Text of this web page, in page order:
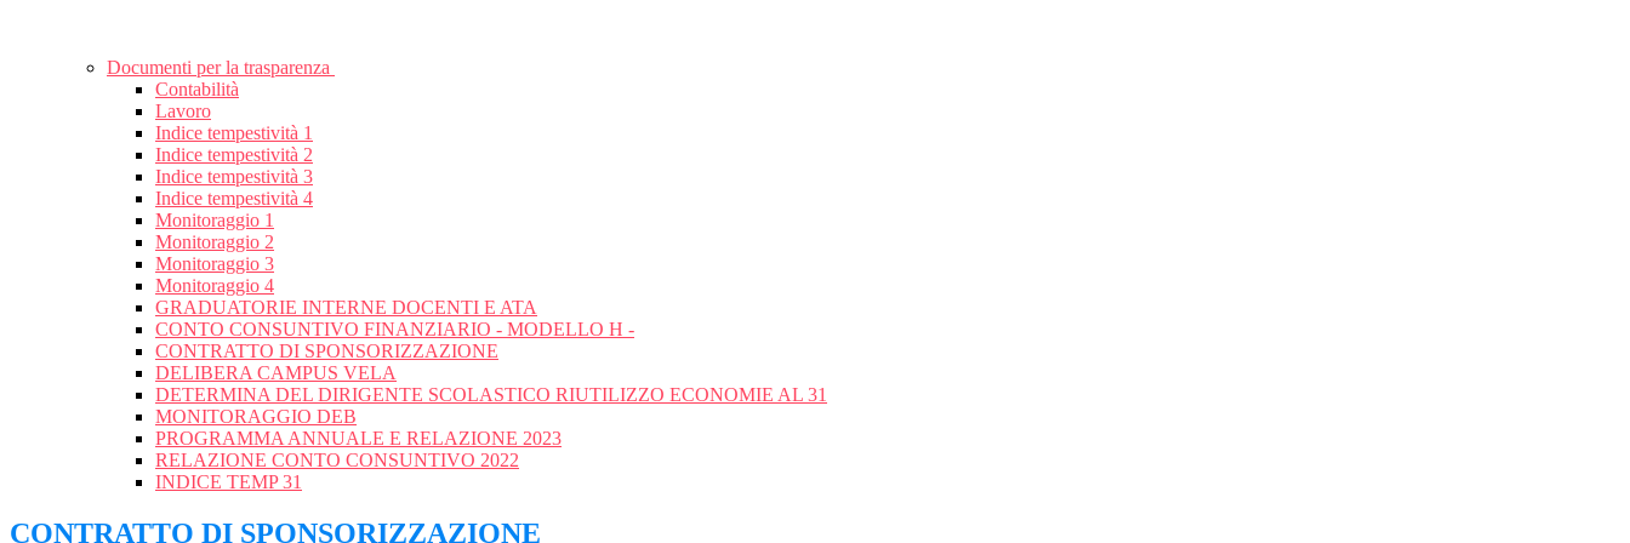
Documenti per la trasparenza
Contabilità
Lavoro
Indice tempestività 1
Indice tempestività 2
Indice tempestività 3
Indice tempestività 4
Monitoraggio 1
Monitoraggio 2
Monitoraggio 3
Monitoraggio 4
GRADUATORIE INTERNE DOCENTI E ATA
CONTO CONSUNTIVO FINANZIARIO - MODELLO H -
CONTRATTO DI SPONSORIZZAZIONE
DELIBERA CAMPUS VELA
DETERMINA DEL DIRIGENTE SCOLASTICO RIUTILIZZO ECONOMIE AL 31
MONITORAGGIO DEB
PROGRAMMA ANNUALE E RELAZIONE 2023
RELAZIONE CONTO CONSUNTIVO 2022
INDICE TEMP 31
CONTRATTO DI SPONSORIZZAZIONE